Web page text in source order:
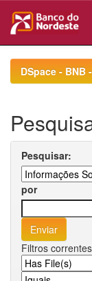
navigationDSpace -
Pesquisar:
por
Filtros